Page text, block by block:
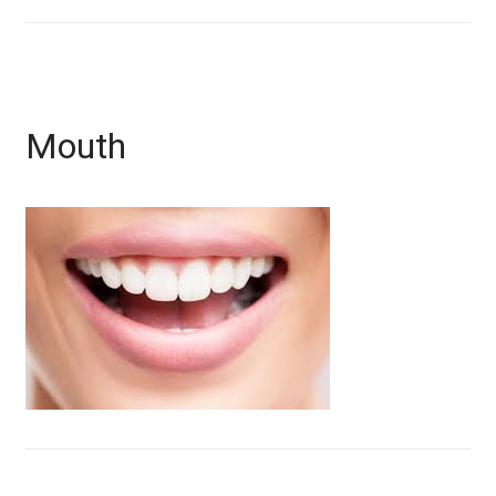
Mouth